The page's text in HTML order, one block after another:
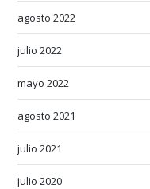
agosto 2022
julio 2022
mayo 2022
agosto 2021
julio 2021
julio 2020